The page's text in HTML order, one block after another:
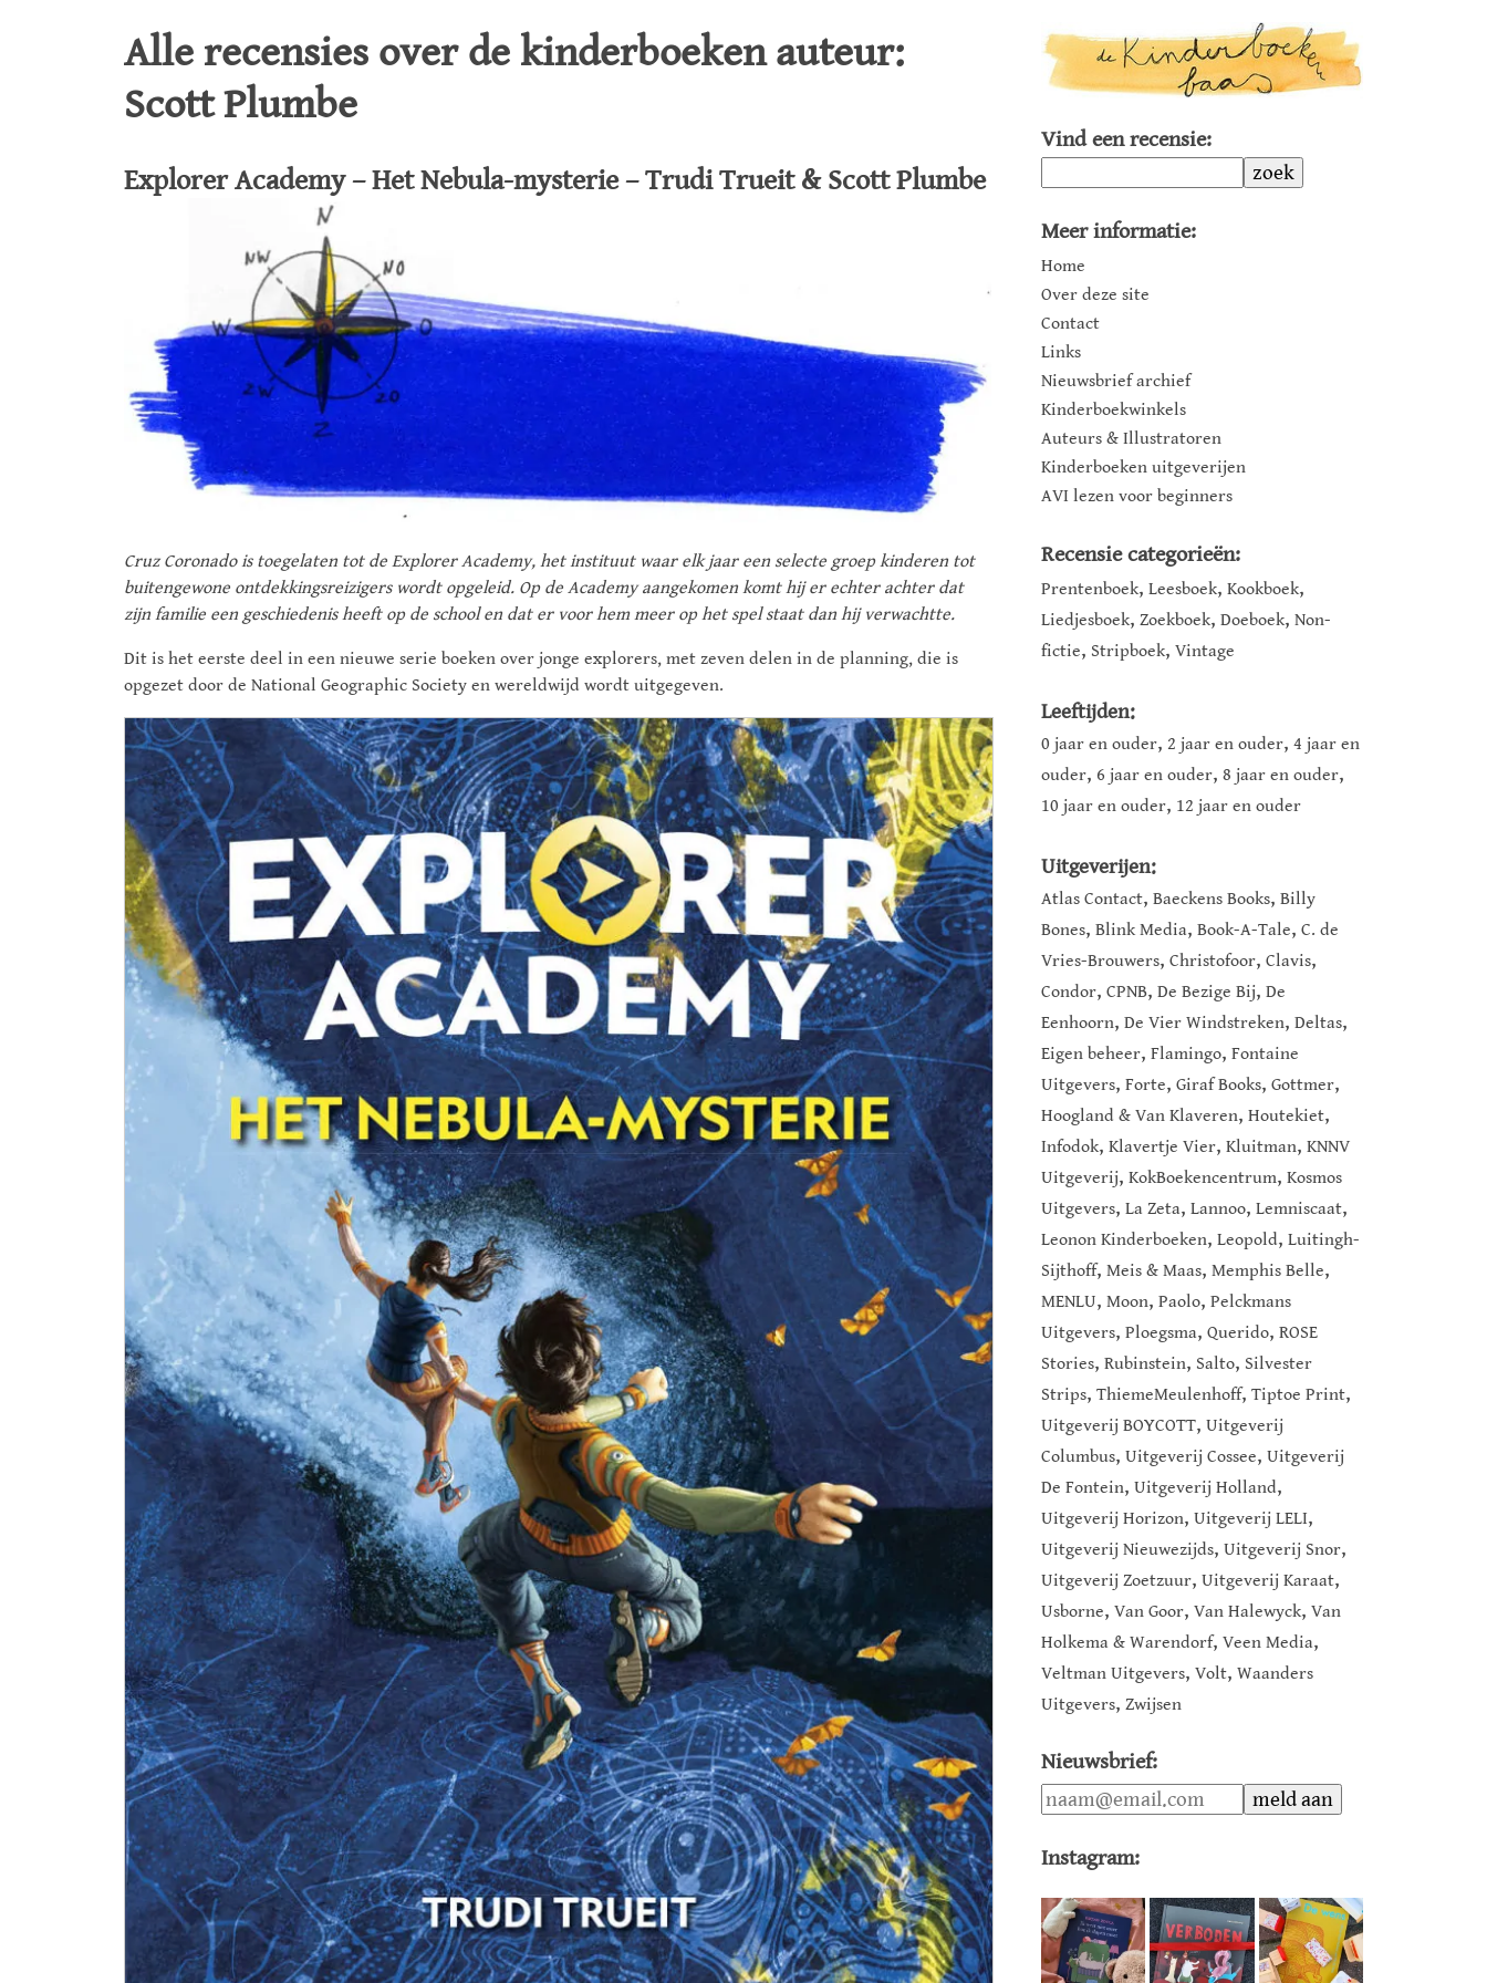
Alle recensies over de kinderboeken auteur:
Scott Plumbe
Explorer Academy – Het Nebula-mysterie – Trudi Trueit & Scott Plumbe
Cruz Coronado is toegelaten tot de Explorer Academy, het instituut waar elk jaar een selecte groep kinderen tot
buitengewone ontdekkingsreizigers wordt opgeleid. Op de Academy aangekomen komt hij er echter achter dat
zijn familie een geschiedenis heeft op de school en dat er voor hem meer op het spel staat dan hij verwachtte.
Dit is het eerste deel in een nieuwe serie boeken over jonge explorers, met zeven delen in de planning, die is
opgezet door de National Geographic Society en wereldwijd wordt uitgegeven.
Vind een recensie:
zoek
Meer informatie:
Home
Over deze site
Contact
Links
Nieuwsbrief archief
Kinderboekwinkels
Auteurs & Illustratoren
Kinderboeken uitgeverijen
AVI lezen voor beginners
Recensie categorieën:
Prentenboek, Leesboek, Kookboek,
Liedjesboek, Zoekboek, Doeboek, Non-
fictie, Stripboek, Vintage
Leeftijden:
0 jaar en ouder, 2 jaar en ouder, 4 jaar en
ouder, 6 jaar en ouder, 8 jaar en ouder,
10 jaar en ouder, 12 jaar en ouder
Uitgeverijen:
Atlas Contact, Baeckens Books, Billy
Bones, Blink Media, Book-A-Tale, C. de
Vries-Brouwers, Christofoor, Clavis,
Condor, CPNB, De Bezige Bij, De
Eenhoorn, De Vier Windstreken, Deltas,
Eigen beheer, Flamingo, Fontaine
Uitgevers, Forte, Giraf Books, Gottmer,
Hoogland & Van Klaveren, Houtekiet,
Infodok, Klavertje Vier, Kluitman, KNNV
Uitgeverij, KokBoekencentrum, Kosmos
Uitgevers, La Zeta, Lannoo, Lemniscaat,
Leonon Kinderboeken, Leopold, Luitingh-
Sijthoff, Meis & Maas, Memphis Belle,
MENLU, Moon, Paolo, Pelckmans
Uitgevers, Ploegsma, Querido, ROSE
Stories, Rubinstein, Salto, Silvester
Strips, ThiemeMeulenhoff, Tiptoe Print,
Uitgeverij BOYCOTT, Uitgeverij
Columbus, Uitgeverij Cossee, Uitgeverij
De Fontein, Uitgeverij Holland,
Uitgeverij Horizon, Uitgeverij LELI,
Uitgeverij Nieuwezijds, Uitgeverij Snor,
Uitgeverij Zoetzuur, Uitgeverij Karaat,
Usborne, Van Goor, Van Halewyck, Van
Holkema & Warendorf, Veen Media,
Veltman Uitgevers, Volt, Waanders
Uitgevers, Zwijsen
Nieuwsbrief:
Instagram: